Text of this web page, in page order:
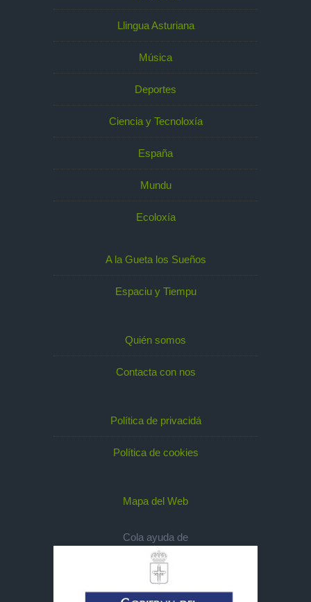
Llingua Asturiana
Música
Deportes
Ciencia y Tecnoloxía
España
Mundu
Ecoloxía
A la Gueta los Sueños
Espaciu y Tiempu
Quién somos
Contacta con nos
Política de privacidá
Política de cookies
Mapa del Web
Cola ayuda de